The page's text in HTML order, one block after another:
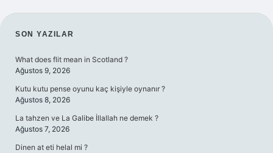
SIDEBAR
SON YAZILAR
What does flit mean in Scotland ?
Ağustos 9, 2026
Kutu kutu pense oyunu kaç kişiyle oynanır ?
Ağustos 8, 2026
La tahzen ve La Galibe İllallah ne demek ?
Ağustos 7, 2026
Dinen at eti helal mi ?